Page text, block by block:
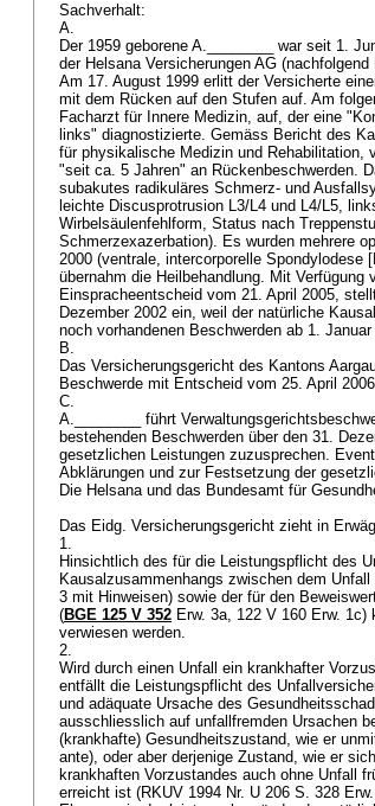
Sachverhalt:
A.
Der 1959 geborene A.________ war seit 1.
der Helsana Versicherungen AG
Am 17. August 1999 erlitt der Versicherte
mit dem Rücken auf den Stufen auf. Am
Facharzt für Innere Medizin, auf, der eine
links" diagnostizierte. Gemäss Bericht des
für physikalische Medizin und Rehabilitation,
"seit ca. 5 Jahren" an Rückenbeschwerden.
subakutes radikuläres Schmerz- und
leichte Discusprotrusion L3/L4 und L4/L5,
Wirbelsäulenfehlform, Status nach
Schmerzexazerbation). Es wurden mehrere
2000 (ventrale, intercorporelle Spondylodese
übernahm die Heilbehandlung. Mit
Einspracheentscheid vom 21. April 2005,
Dezember 2002 ein, weil der natürliche
noch vorhandenen Beschwerden ab 1.
B.
Das Versicherungsgericht des Kantons
Beschwerde mit Entscheid vom 25. April
C.
A.________ führt
bestehenden Beschwerden über den 31.
gesetzlichen Leistungen zuzusprechen.
Abklärungen und zur Festsetzung der
Die Helsana und das Bundesamt für
Das Eidg. Versicherungsgericht zieht in
1.
Hinsichtlich des für die Leistungspflicht des
Kausalzusammenhangs zwischen dem
3 mit Hinweisen) sowie der für den
(BGE 125 V 352 Erw. 3a, 122 V 160 Erw.
verwiesen werden.
2.
Wird durch einen Unfall ein krankhafter
entfällt die Leistungspflicht des
und adäquate Ursache des
ausschliesslich auf unfallfremden Ursachen
(krankhafte) Gesundheitszustand, wie er
ante), oder aber derjenige Zustand, wie er
krankhaften Vorzustandes auch ohne Unfall
erreicht ist (RKUV 1994 Nr. U 206 S. 328